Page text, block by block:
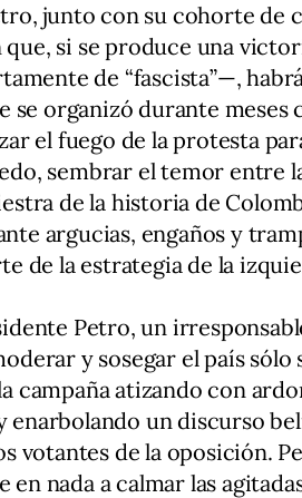
junto con su cohorte de
que, si se produce una
de “fascista”—,
se organizó durante
el fuego de la protesta
sembrar el temor entre
de la historia de
argucias, engaños y
de la estrategia de la
Petro, un
y sosegar el país
campaña atizando con
enarbolando un discurso
votantes de la oposición.
en nada a calmar las